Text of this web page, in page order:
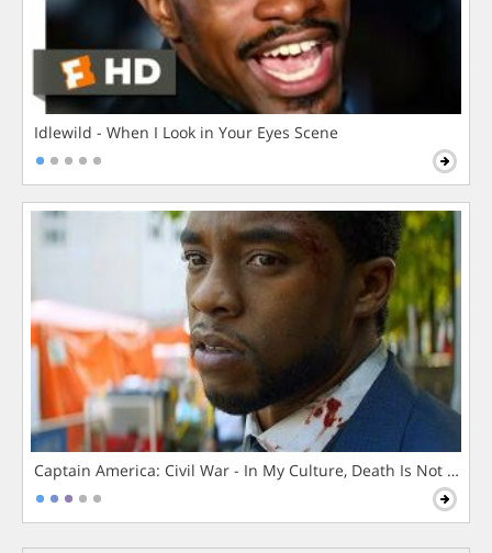
Idlewild - When I Look in Your Eyes Scene
Captain America: Civil War - In My Culture, Death Is Not The